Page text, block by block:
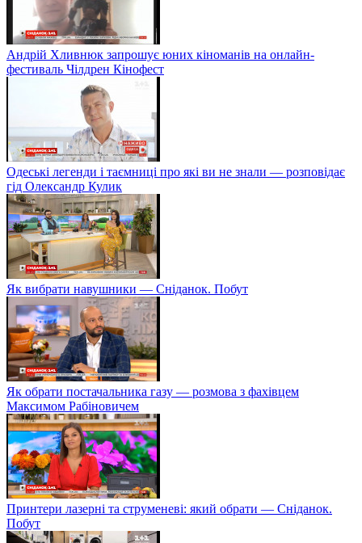
Андрій Хливнюк запрошує юних кіноманів на онлайн-
фестиваль Чілдрен Кінофест
Одеські легенди і таємниці про які ви не знали — розповідає
гід Олександр Кулик
Як вибрати навушники — Сніданок. Побут
Як обрати постачальника газу — розмова з фахівцем
Максимом Рабіновичем
Принтери лазерні та струменеві: який обрати — Сніданок.
Побут